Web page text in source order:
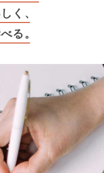
く 、
る 。